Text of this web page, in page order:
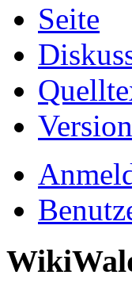
Seite